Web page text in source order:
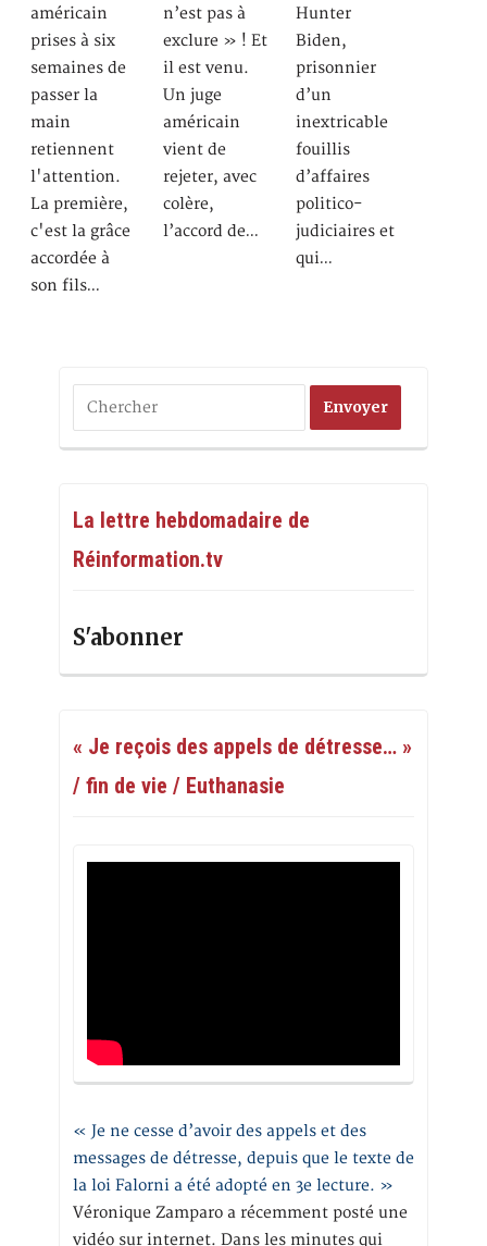
américain
prises à six
semaines de
passer la
main
retiennent
l'attention.
La première,
c'est la grâce
accordée à
son fils…
n’est pas à
exclure » ! Et
il est venu.
Un juge
américain
vient de
rejeter, avec
colère,
l’accord de…
Hunter
Biden,
prisonnier
d’un
inextricable
fouillis
d’affaires
politico-
judiciaires et
qui…
La lettre hebdomadaire de
Réinformation.tv
S'abonner
« Je reçois des appels de détresse… »
/ fin de vie / Euthanasie
« Je ne cesse d’avoir des appels et des
messages de détresse, depuis que le texte de
la loi Falorni a été adopté en 3e lecture. »
Véronique Zamparo a récemment posté une
vidéo sur internet. Dans les minutes qui